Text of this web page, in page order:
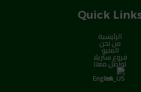
Quick
الرئيسية
من نحن
المنيو
فروع ستريلا
تواصل معنا
English